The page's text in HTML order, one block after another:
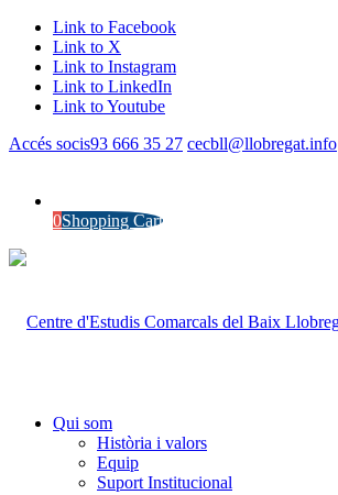
Link to Facebook
Link to X
Link to Instagram
Link to LinkedIn
Link to Youtube
Accés socis93 666 35 27 cecbll@llobregat.info
0Shopping Cart
Qui som
Història i valors
Equip
Suport Institucional